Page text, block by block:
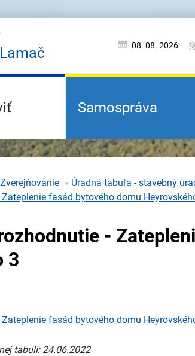
08. 08. 2026
Samospráva
Zverejňovanie
Úradná tabuľa - stavebný
fasád bytového domu
-
3
fasád bytového domu
tabuli: 24.06.2022